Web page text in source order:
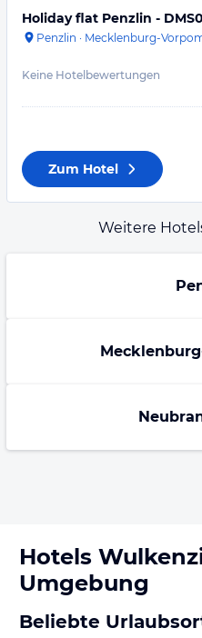
Holiday flat Penzlin -
Penzlin · Mecklenburg-
Keine Hotelbewertungen
Zum Hotel
Weitere
Hotels
Umgebung
Beliebte